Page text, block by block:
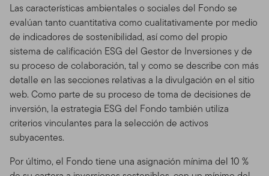
Las características ambientales o sociales del Fondo se
evalúan tanto cuantitativa como cualitativamente por medio
de indicadores de sostenibilidad, así como del propio
sistema de calificación ESG del Gestor de Inversiones y de
su proceso de colaboración, tal y como se describe con más
detalle en las secciones relativas a la divulgación en el sitio
web. Como parte de su proceso de toma de decisiones de
inversión, la estrategia ESG del Fondo también utiliza
criterios vinculantes para la selección de activos
subyacentes.
Por último, el Fondo tiene una asignación mínima del 10 %